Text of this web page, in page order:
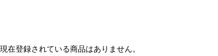
現在登録されている商品はありません。